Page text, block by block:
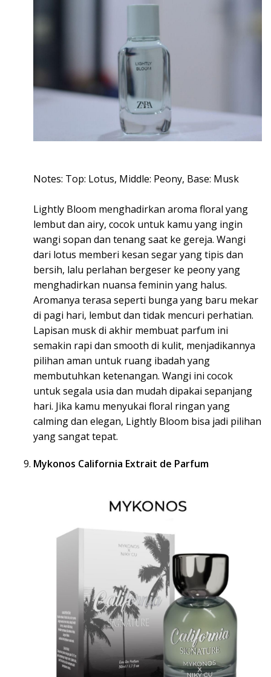
Notes: Top: Lotus, Middle: Peony, Base: Musk
Lightly Bloom menghadirkan aroma floral yang
lembut dan airy, cocok untuk kamu yang ingin
wangi sopan dan tenang saat ke gereja. Wangi
dari lotus memberi kesan segar yang tipis dan
bersih, lalu perlahan bergeser ke peony yang
menghadirkan nuansa feminin yang halus.
Aromanya terasa seperti bunga yang baru mekar
di pagi hari, lembut dan tidak mencuri perhatian.
Lapisan musk di akhir membuat parfum ini
semakin rapi dan smooth di kulit, menjadikannya
pilihan aman untuk ruang ibadah yang
membutuhkan ketenangan. Wangi ini cocok
untuk segala usia dan mudah dipakai sepanjang
hari. Jika kamu menyukai floral ringan yang
calming dan elegan, Lightly Bloom bisa jadi pilihan
yang sangat tepat.
Mykonos California Extrait de Parfum